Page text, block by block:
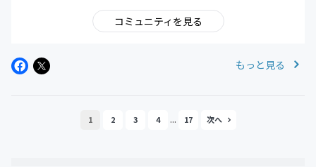
コミュニティを見る
もっと見る
1 2 3 4 ... 17